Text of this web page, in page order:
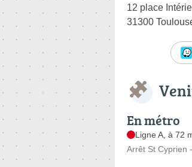
12 place
31300
En métro
Ligne A, à 72
Arrêt St Cyprien